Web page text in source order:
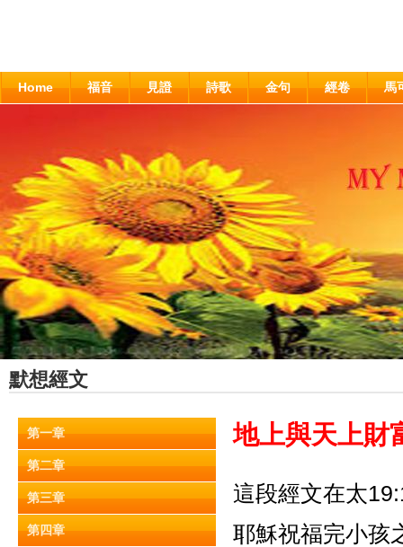
Home 福音 見證 詩歌 金句 經卷 馬
默想經文
第一章
第二章
第三章
第四章
地上與天上財
這段經文在太
耶穌祝福完小孩